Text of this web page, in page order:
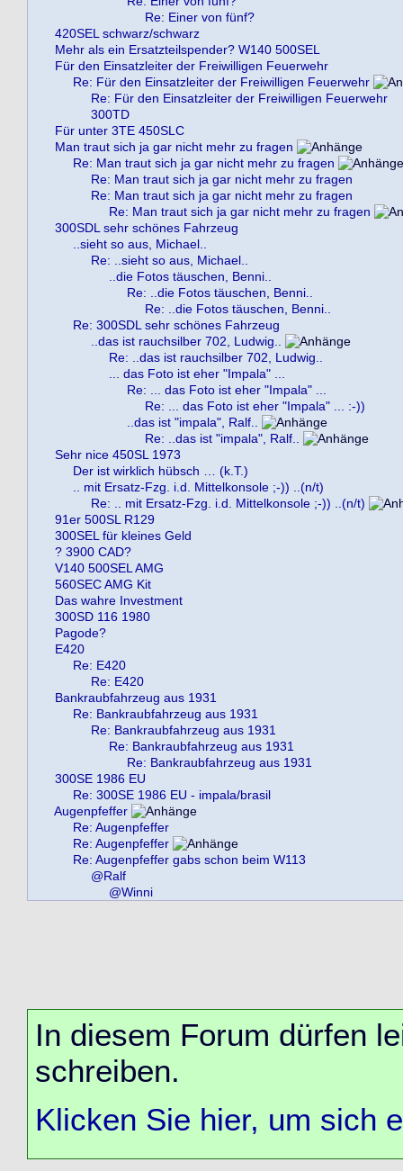
Re: Einer von fünf?
420SEL schwarz/schwarz
Mehr als ein Ersatzteilspender? W140 500SEL
Für den Einsatzleiter der Freiwilligen Feuerwehr
Re: Für den Einsatzleiter der Freiwilligen Feuerwehr
Re: Für den Einsatzleiter der Freiwilligen Feuerwehr
300TD
Für unter 3TE 450SLC
Man traut sich ja gar nicht mehr zu fragen
Re: Man traut sich ja gar nicht mehr zu fragen
Re: Man traut sich ja gar nicht mehr zu fragen
Re: Man traut sich ja gar nicht mehr zu fragen
Re: Man traut sich ja gar nicht mehr zu fragen
300SDL sehr schönes Fahrzeug
..sieht so aus, Michael..
Re: ..sieht so aus, Michael..
..die Fotos täuschen, Benni..
Re: ..die Fotos täuschen, Benni..
Re: ..die Fotos täuschen, Benni..
Re: 300SDL sehr schönes Fahrzeug
..das ist rauchsilber 702, Ludwig..
Re: ..das ist rauchsilber 702, Ludwig..
... das Foto ist eher "Impala" ...
Re: ... das Foto ist eher "Impala" ...
Re: ... das Foto ist eher "Impala" ... :-))
..das ist "impala", Ralf..
Re: ..das ist "impala", Ralf..
Sehr nice 450SL 1973
Der ist wirklich hübsch … (k.T.)
.. mit Ersatz-Fzg. i.d. Mittelkonsole ;-)) ..(n/t)
Re: .. mit Ersatz-Fzg. i.d. Mittelkonsole ;-)) ..(n/t)
91er 500SL R129
300SEL für kleines Geld
? 3900 CAD?
V140 500SEL AMG
560SEC AMG Kit
Das wahre Investment
300SD 116 1980
Pagode?
E420
Re: E420
Re: E420
Bankraubfahrzeug aus 1931
Re: Bankraubfahrzeug aus 1931
Re: Bankraubfahrzeug aus 1931
Re: Bankraubfahrzeug aus 1931
Re: Bankraubfahrzeug aus 1931
300SE 1986 EU
Re: 300SE 1986 EU - impala/brasil
Augenpfeffer
Re: Augenpfeffer
Re: Augenpfeffer
Re: Augenpfeffer gabs schon beim W113
@Ralf
@Winni
In diesem Forum dürfen
schreiben.
Klicken Sie hier, um sich